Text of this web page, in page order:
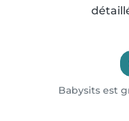
Babysits est